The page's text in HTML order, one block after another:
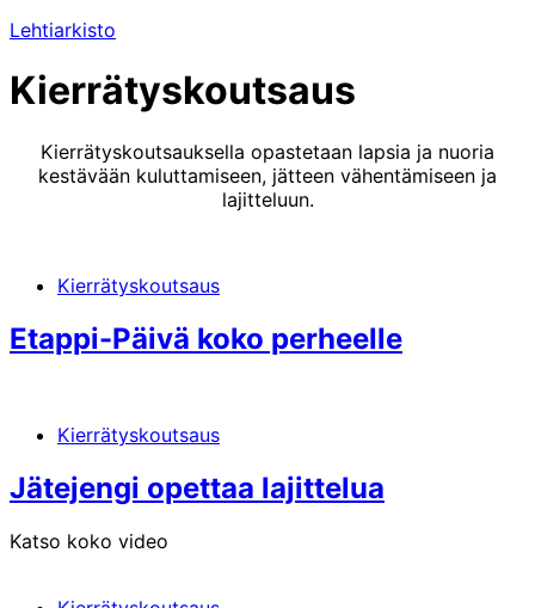
Lehtiarkisto
Kierrätyskoutsaus
Kierrätyskoutsauksella opastetaan lapsia ja nuoria
kestävään kuluttamiseen, jätteen vähentämiseen ja
lajitteluun.
Kierrätyskoutsaus
Etappi-Päivä koko perheelle
Kierrätyskoutsaus
Jätejengi opettaa lajittelua
Katso koko video